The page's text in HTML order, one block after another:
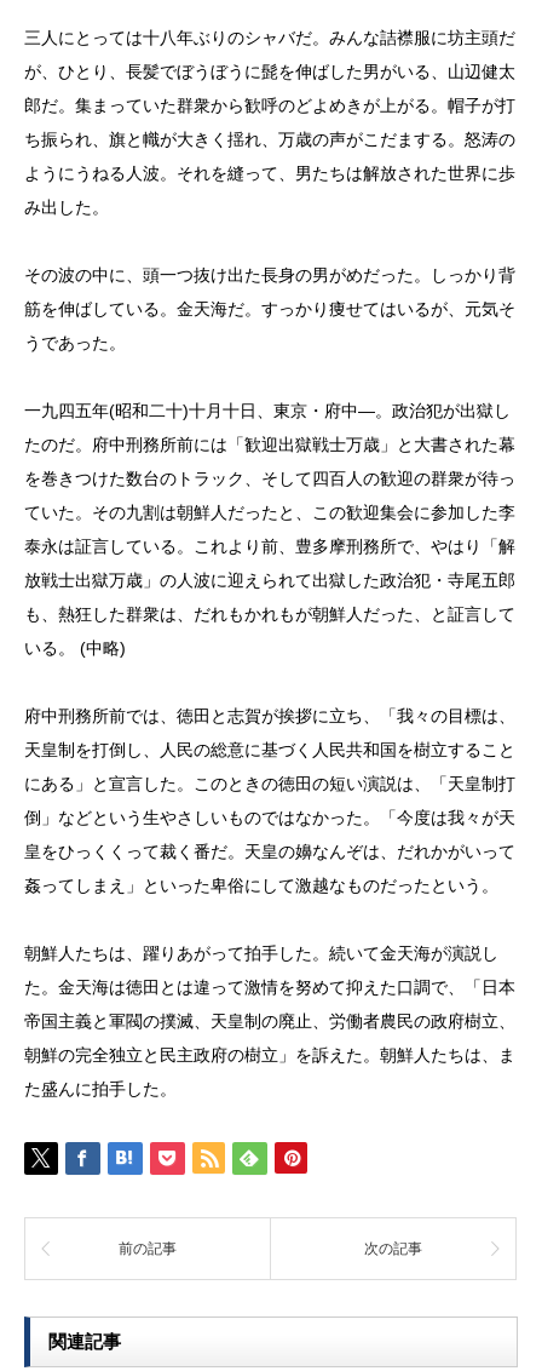
三人にとっては十八年ぶりのシャバだ。みんな詰襟服に坊主頭だ
が、ひとり、長髪でぼうぼうに髭を伸ばした男がいる、山辺健太
郎だ。集まっていた群衆から歓呼のどよめきが上がる。帽子が打
ち振られ、旗と幟が大きく揺れ、万歳の声がこだまする。怒涛の
ようにうねる人波。それを縫って、男たちは解放された世界に歩
み出した。
その波の中に、頭一つ抜け出た長身の男がめだった。しっかり背
筋を伸ばしている。金天海だ。すっかり痩せてはいるが、元気そ
うであった。
一九四五年(昭和二十)十月十日、東京・府中―。政治犯が出獄し
たのだ。府中刑務所前には「歓迎出獄戦士万歳」と大書された幕
を巻きつけた数台のトラック、そして四百人の歓迎の群衆が待っ
ていた。その九割は朝鮮人だったと、この歓迎集会に参加した李
泰永は証言している。これより前、豊多摩刑務所で、やはり「解
放戦士出獄万歳」の人波に迎えられて出獄した政治犯・寺尾五郎
も、熱狂した群衆は、だれもかれもが朝鮮人だった、と証言して
いる。 (中略)
府中刑務所前では、徳田と志賀が挨拶に立ち、「我々の目標は、
天皇制を打倒し、人民の総意に基づく人民共和国を樹立すること
にある」と宣言した。このときの徳田の短い演説は、「天皇制打
倒」などという生やさしいものではなかった。「今度は我々が天
皇をひっくくって裁く番だ。天皇の嬶なんぞは、だれかがいって
姦ってしまえ」といった卑俗にして激越なものだったという。
朝鮮人たちは、躍りあがって拍手した。続いて金天海が演説し
た。金天海は徳田とは違って激情を努めて抑えた口調で、「日本
帝国主義と軍閥の撲滅、天皇制の廃止、労働者農民の政府樹立、
朝鮮の完全独立と民主政府の樹立」を訴えた。朝鮮人たちは、ま
た盛んに拍手した。
前の記事 次の記事
関連記事